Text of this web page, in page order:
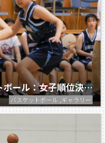
【中体連2026】バスケットボール：女子順位決定戦 清水一 vs 高松
バスケットボール ,ギャラリー